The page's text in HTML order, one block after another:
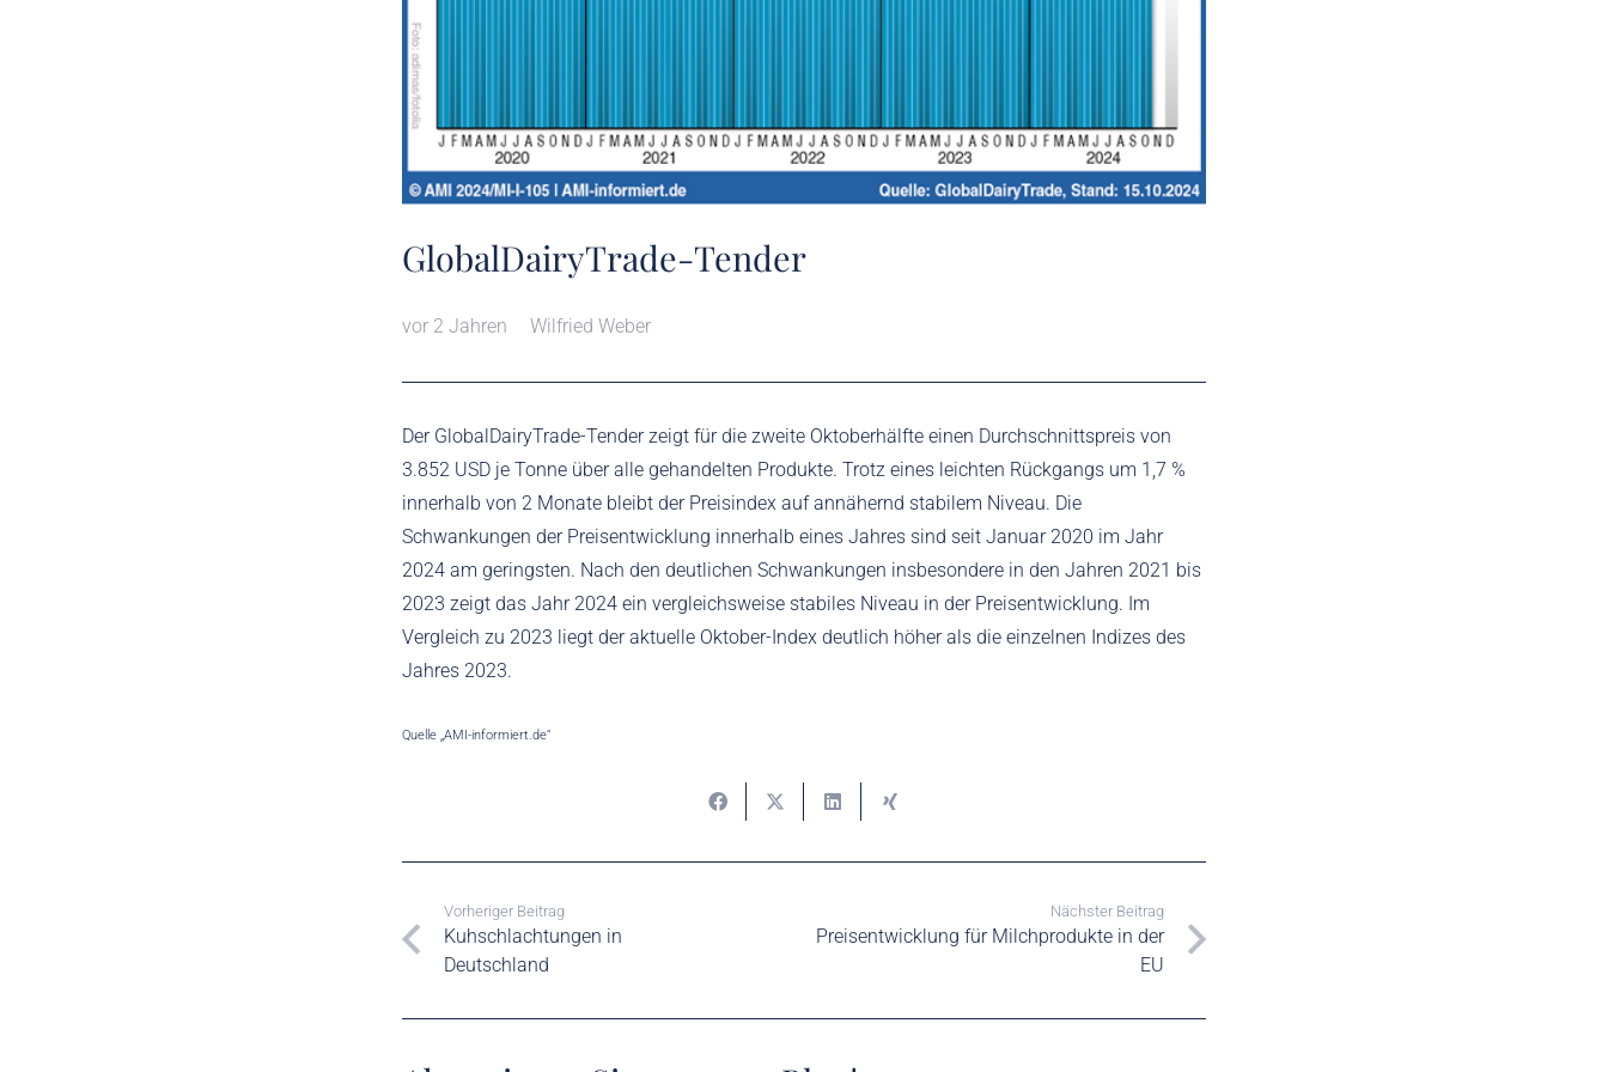
GlobalDairyTrade-Tender
vor 2 Jahren Wilfried Weber
Der GlobalDairyTrade-Tender zeigt für die zweite Oktoberhälfte einen Durchschnittspreis von
3.852 USD je Tonne über alle gehandelten Produkte. Trotz eines leichten Rückgangs um 1,7 %
innerhalb von 2 Monate bleibt der Preisindex auf annähernd stabilem Niveau. Die
Schwankungen der Preisentwicklung innerhalb eines Jahres sind seit Januar 2020 im Jahr
2024 am geringsten. Nach den deutlichen Schwankungen insbesondere in den Jahren 2021 bis
2023 zeigt das Jahr 2024 ein vergleichsweise stabiles Niveau in der Preisentwicklung. Im
Vergleich zu 2023 liegt der aktuelle Oktober-Index deutlich höher als die einzelnen Indizes des
Jahres 2023.
Quelle „AMI-informiert.de“
Vorheriger Beitrag
Kuhschlachtungen in
Deutschland
Nächster Beitrag
Preisentwicklung für Milchprodukte in der
EU